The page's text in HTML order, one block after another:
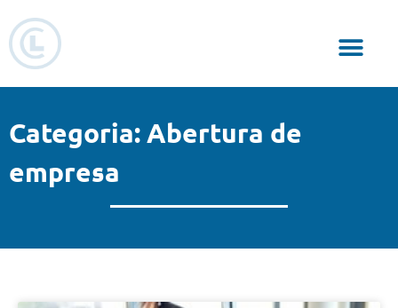
Categoria: Abertura de
empresa